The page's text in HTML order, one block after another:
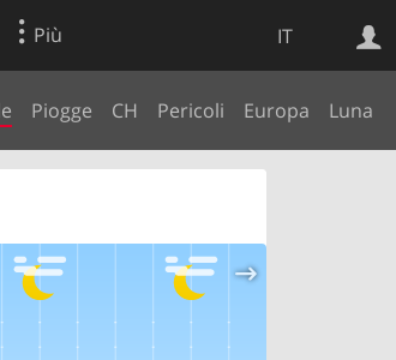
IT
Più
Piogge CH Pericoli Europa Luna
Ricerca Web